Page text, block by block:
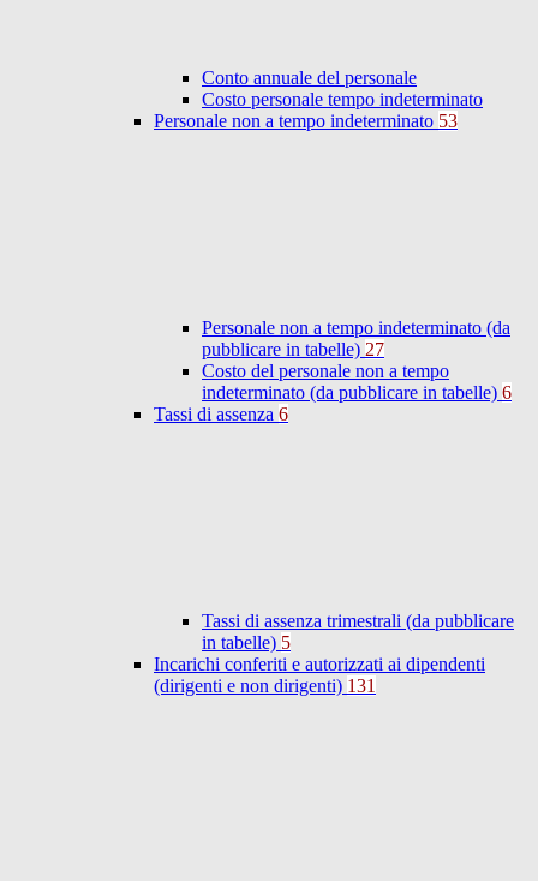
Conto annuale del personale
Costo personale tempo indeterminato
Personale non a tempo indeterminato 53
Personale non a tempo indeterminato (da
pubblicare in tabelle) 27
Costo del personale non a tempo
indeterminato (da pubblicare in tabelle) 6
Tassi di assenza 6
Tassi di assenza trimestrali (da pubblicare
in tabelle) 5
Incarichi conferiti e autorizzati ai dipendenti
(dirigenti e non dirigenti) 131